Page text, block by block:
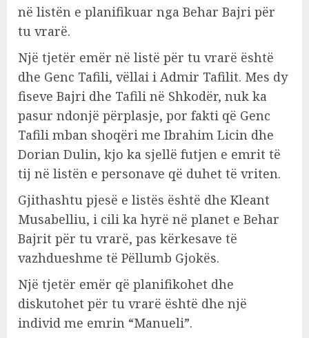
në listën e planifikuar nga Behar Bajri për
tu vrarë.
Një tjetër emër në listë për tu vrarë është
dhe Genc Tafili, vëllai i Admir Tafilit. Mes dy
fiseve Bajri dhe Tafili në Shkodër, nuk ka
pasur ndonjë përplasje, por fakti që Genc
Tafili mban shoqëri me Ibrahim Licin dhe
Dorian Dulin, kjo ka sjellë futjen e emrit të
tij në listën e personave që duhet të vriten.
Gjithashtu pjesë e listës është dhe Kleant
Musabelliu, i cili ka hyrë në planet e Behar
Bajrit për tu vrarë, pas kërkesave të
vazhdueshme të Pëllumb Gjokës.
Një tjetër emër që planifikohet dhe
diskutohet për tu vrarë është dhe një
individ me emrin “Manueli”.